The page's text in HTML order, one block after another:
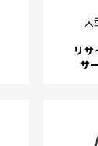
大
リサ
サ